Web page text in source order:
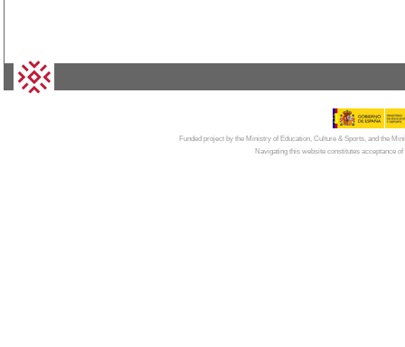
Funded project by the Ministry of Education, Culture & Sports, and the
Navigating this website constitutes acceptance